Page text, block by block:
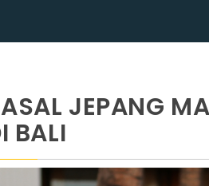
JEPANG
BALI